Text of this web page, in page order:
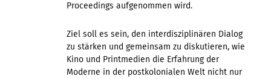
Proceedings aufgenommen wird.
Ziel soll es sein, den interdisziplinären Dialog
zu stärken und gemeinsam zu diskutieren, wie
Kino und Printmedien die Erfahrung der
Moderne in der postkolonialen Welt nicht nur